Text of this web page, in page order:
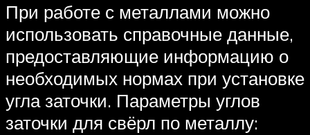
При работе с металлами можно
использовать справочные данные,
предоставляющие информацию о
необходимых нормах при установке
угла заточки. Параметры углов
заточки для свёрл по металлу: